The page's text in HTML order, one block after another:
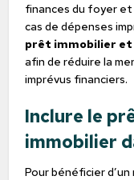
finances du foyer
cas de dépenses
prêt immobilier
afin de réduire la
imprévus financiers.
Inclure le
immobilier
Pour bénéficier